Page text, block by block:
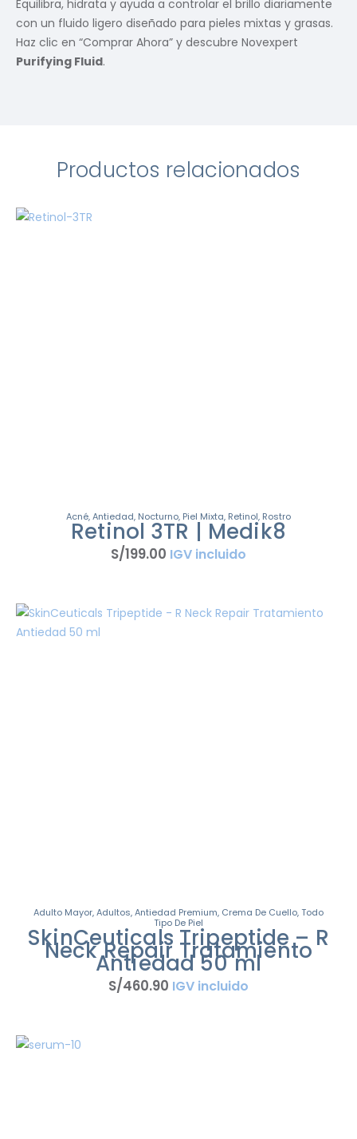
Equilibra, hidrata y ayuda a controlar el brillo diariamente
con un fluido ligero diseñado para pieles mixtas y grasas.
Haz clic en “Comprar Ahora” y descubre Novexpert
Purifying Fluid.
Productos relacionados
Acné,Antiedad, Nocturno, Piel Mixta, Retinol, Rostro
Retinol 3TR | Medik8
S/199.00 IGV incluido
Adulto Mayor,Adultos,Antiedad Premium, Crema De Cuello,Todo
Tipo De Piel
SkinCeuticals Tripeptide – R
Neck Repair Tratamiento
Antiedad 50 ml
S/460.90 IGV incluido